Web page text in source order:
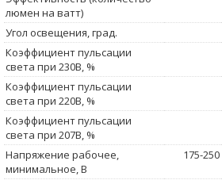
люмен на ватт)
Угол освещения, град.
Коэффициент пульсации
света при 230В, %
Коэффициент пульсации
света при 220В, %
Коэффициент пульсации
света при 207В, %
Напряжение рабочее,
минимальное, В
175-250